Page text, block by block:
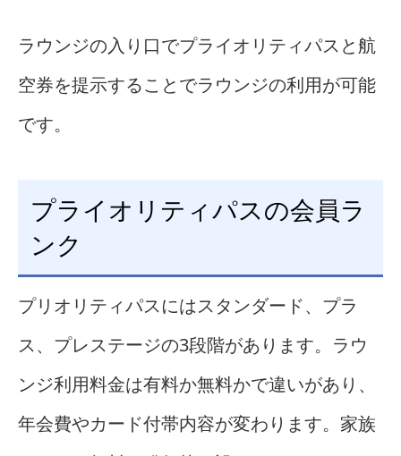
ラウンジの入り口でプライオリティパスと航
空券を提示することでラウンジの利用が可能
です。
プライオリティパスの会員ラ
ンク
プリオリティパスにはスタンダード、プラ
ス、プレステージの3段階があります。ラウ
ンジ利用料金は有料か無料かで違いがあり、
年会費やカード付帯内容が変わります。家族